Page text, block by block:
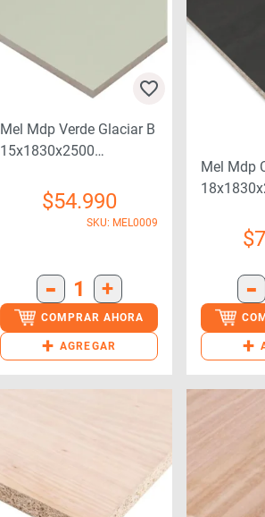
Mel Mdp Verde Glaciar B
15x1830x2500
$54.990
SKU: MEL0009
- 1 +
COMPRAR AHORA
+ AGREGAR
Mel Mdp
$
-
+